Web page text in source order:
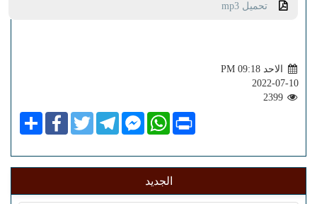
تحميل mp3
الاحد PM 09:18
2022-07-10
ShareFacebookTwitterTelegramFacebook
Messenger
WhatsApp Print
الجديد